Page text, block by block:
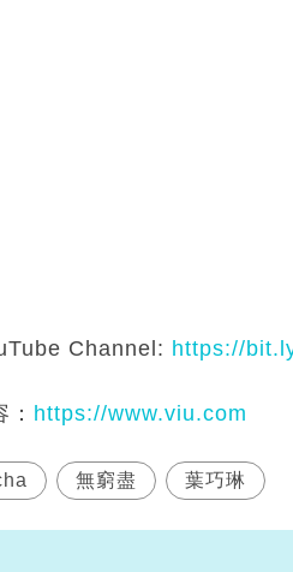
Channel: https://
https://www.viu.com
無窮盡 葉巧琳